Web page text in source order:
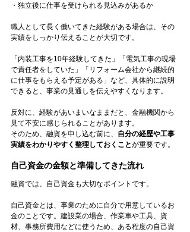
・独立後に仕事を受けられる見込みがあるか
職人として長く働いてきた経験がある場合は、その
実績をしっかり伝えることが大切です。
「内装工事を10年経験してきた」「電気工事の現場
で責任者をしていた」「リフォーム会社から継続的
に仕事をもらえる予定がある」など、具体的に説明
できると、事業の見通しを伝えやすくなります。
反対に、経験があいまいなままだと、金融機関から
見て不安に感じられることがあります。
そのため、融資を申し込む前に、 自分の経歴や工事
実績をわかりやすく整理しておくことが重要です。
自己資金の金額と準備してきた流れ
融資では、自己資金も大切なポイントです。
自己資金とは、事業のために自分で用意しているお
金のことです。建設業の場合、作業車や工具、資
材、事務所費用などに使うため、ある程度の自己資